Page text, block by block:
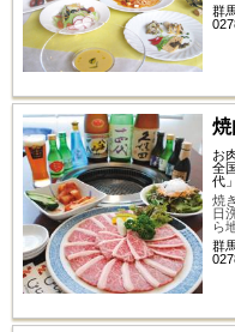
群
お
全
代
焼
日
ら
群